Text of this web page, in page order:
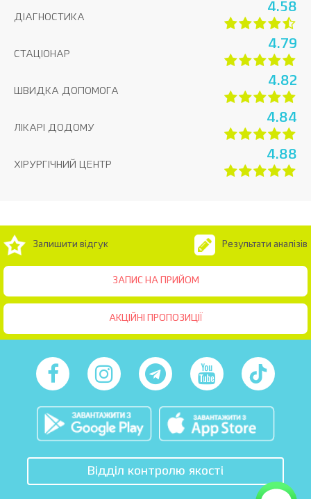
ДІАГНОСТИКА
4.58
СТАЦІОНАР
4.79
ШВИДКА ДОПОМОГА
4.82
ЛІКАРІ ДОДОМУ
4.84
ХІРУРГІЧНИЙ ЦЕНТР
4.88
ЗАПИС НА ПРИЙОМ
Залишити відгук Результати аналізів
АКЦІЙНІ ПРОПОЗИЦІЇ
Відділ контролю якості